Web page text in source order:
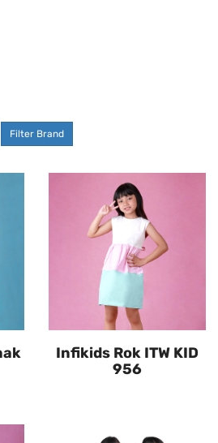
Filter Brand
Infikids Rok ITW KID
956